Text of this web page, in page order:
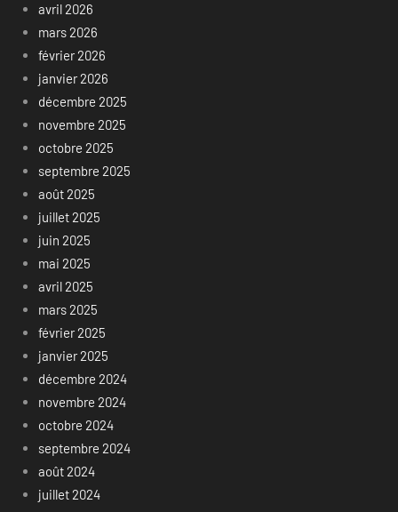
avril 2026
mars 2026
février 2026
janvier 2026
décembre 2025
novembre 2025
octobre 2025
septembre 2025
août 2025
juillet 2025
juin 2025
mai 2025
avril 2025
mars 2025
février 2025
janvier 2025
décembre 2024
novembre 2024
octobre 2024
septembre 2024
août 2024
juillet 2024